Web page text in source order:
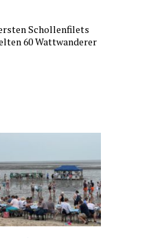
Schollenfilets
60 Wattwanderer